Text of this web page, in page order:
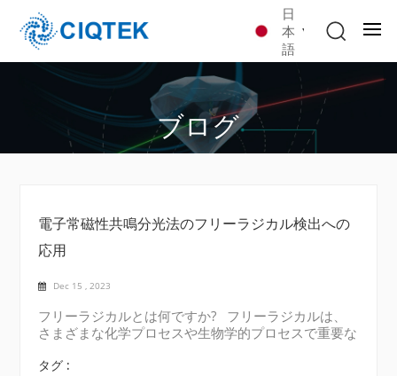
日
本
語
ブログ
電子常磁性共鳴分光法のフリーラジカル検出への
応用
Dec 15 , 2023
フリーラジカルとは何ですか? フリーラジカルは、
さまざまな化学プロセスや生物学的プロセスで重要な
らの行動を理解し、その存在を検出することは、病気
タグ :